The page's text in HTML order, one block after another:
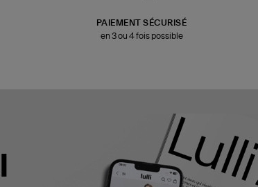
PAIEMENT SÉCURISÉ
en 3 ou 4 fois possible